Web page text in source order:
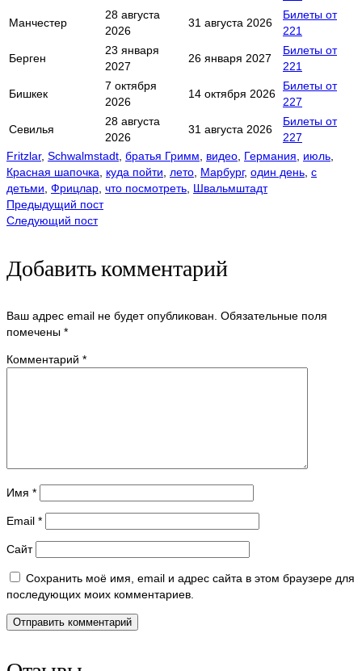
Манчестер
28 августа
2026
31 августа 2026
Билеты от
221
Берген
23 января
2027
26 января 2027
Билеты от
221
Бишкек
7 октября
2026
14 октября 2026
Билеты от
227
Севилья
28 августа
2026
31 августа 2026
Билеты от
227
Fritzlar, Schwalmstadt братья Гримм видео Германия июль
Красная шапочка
куда пойти лето Марбург, один день с
детьми Фрицлар что посмотреть Швальмштадт
Предыдущий пост
Следующий пост
Добавить комментарий
Ваш адрес email не будет опубликован. Обязательные поля
помечены *
Комментарий *
Имя *
Email *
Сайт
Сохранить моё имя, email и адрес сайта в этом браузере для
последующих моих комментариев.